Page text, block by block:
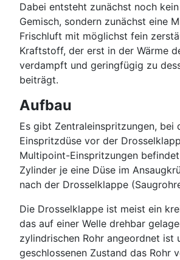
Dabei entsteht zunächst noch
Gemisch, sondern zunächst eine
Frischluft mit möglichst fein
Kraftstoff, der erst in der Wärme
verdampft und geringfügig zu
beiträgt.
Aufbau
Es gibt Zentraleinspritzungen, bei
Einspritzdüse vor der
Multipoint-Einspritzungen
Zylinder je eine Düse im
nach der Drosselklappe
Die Drosselklappe ist meist ein
das auf einer Welle drehbar
zylindrischen Rohr angeordnet ist
geschlossenen Zustand das Rohr